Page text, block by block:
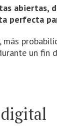
abiertas,
perfecta
un